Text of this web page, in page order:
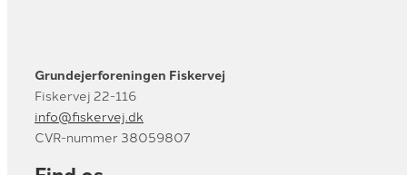
Grundejerforeningen Fiskervej
Fiskervej 22-116
info@fiskervej.dk
CVR-nummer 38059807